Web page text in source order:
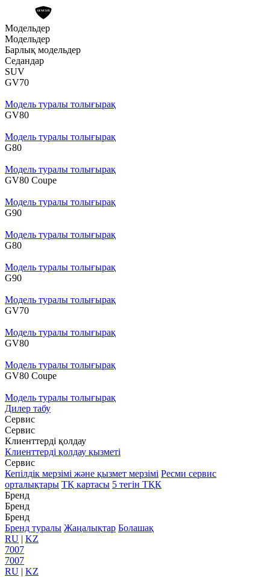
Модельдер
Модельдер
Барлық модельдер
Седандар
SUV
GV70
Модель туралы толығырақ
GV80
Модель туралы толығырақ
G80
Модель туралы толығырақ
GV80 Coupe
Модель туралы толығырақ
G90
Модель туралы толығырақ
G80
Модель туралы толығырақ
G90
Модель туралы толығырақ
GV70
Модель туралы толығырақ
GV80
Модель туралы толығырақ
GV80 Coupe
Модель туралы толығырақ
Дилер табу
Сервис
Сервис
Клиенттерді қолдау
Клиенттерді қолдау қызметі
Сервис
Кепілдік мерзімі және қызмет мерзімі Ресми сервис
орталықтары ТҚ картасы 5 тегін ТҚК
Бренд
Бренд
Бренд
Бренд туралы Жаңалықтар Болашақ
RU | KZ
7007
7007
RU | KZ